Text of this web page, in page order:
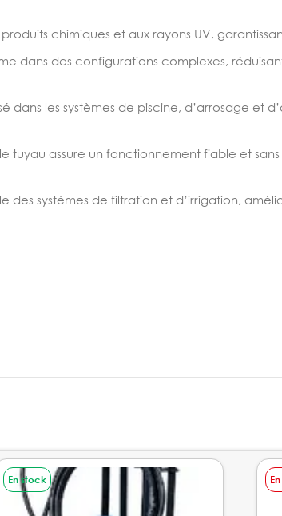
chimiques et aux rayons UV,
dans des configurations complexes,
les systèmes de piscine, d’arrosage et
assure un fonctionnement fiable et
des systèmes de filtration et d’irrigation,
En stock